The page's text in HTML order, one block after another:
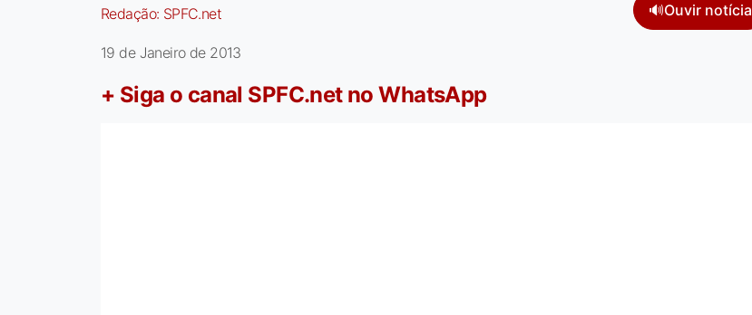
Redação: SPFC.net 🔊Ouvir notícia
19 de Janeiro de 2013
+ Siga o canal SPFC.net no WhatsApp